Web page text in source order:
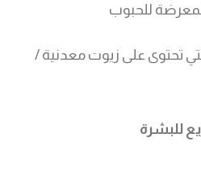
للحبوب
تحتوى على زيوت معدنية /
للبشرة